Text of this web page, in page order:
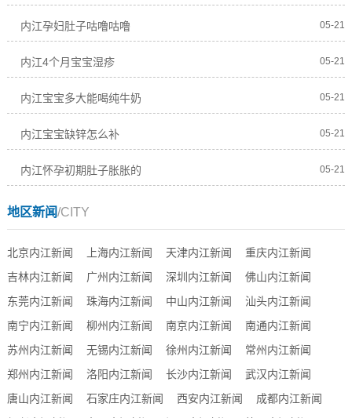
内江孕妇肚子咕噜咕噜 05-21
内江4个月宝宝湿疹 05-21
内江宝宝多大能喝纯牛奶 05-21
内江宝宝缺锌怎么补 05-21
内江怀孕初期肚子胀胀的 05-21
地区新闻/CITY
北京内江新闻 上海内江新闻 天津内江新闻
重庆内江新闻
吉林内江新闻
广州内江新闻 深圳内江新闻
佛山内江新闻
东莞内江新闻
珠海内江新闻 中山内江新闻
汕头内江新闻
南宁内江新闻
柳州内江新闻 南京内江新闻
南通内江新闻
苏州内江新闻
无锡内江新闻 徐州内江新闻
常州内江新闻
郑州内江新闻
洛阳内江新闻 长沙内江新闻
武汉内江新闻
唐山内江新闻
石家庄内江新闻 西安内江新闻
成都内江新闻